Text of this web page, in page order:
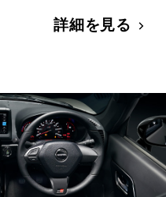
詳細を見る